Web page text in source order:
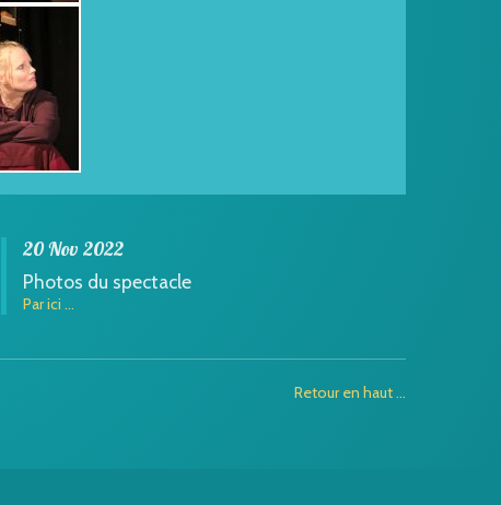
20 Nov 2022
Photos du spectacle
Par ici ...
Retour en haut ...